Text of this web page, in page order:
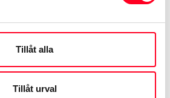
Tillåt alla
Tillåt urval